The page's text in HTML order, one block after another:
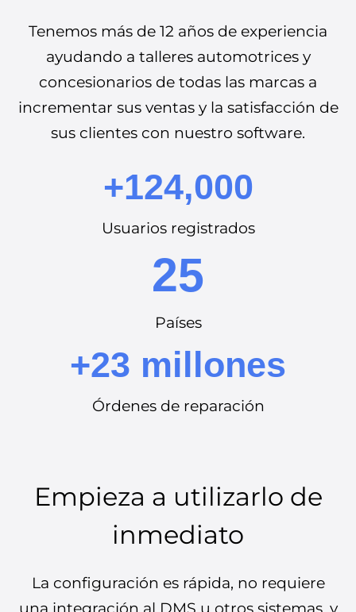
Tenemos más de 12 años de experiencia
ayudando a talleres automotrices y
concesionarios de todas las marcas a
incrementar sus ventas y la satisfacción de
sus clientes con nuestro software.
+124,000
Usuarios registrados
25
Países
+23 millones
Órdenes de reparación
Empieza a utilizarlo de
inmediato
La configuración es rápida, no requiere